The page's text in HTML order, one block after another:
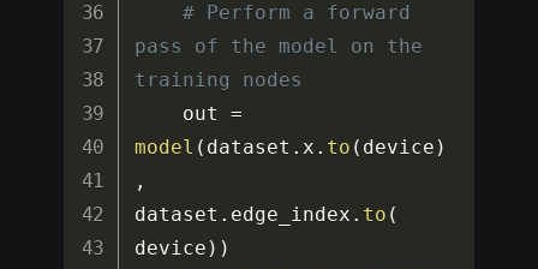
# Perform a forward
pass of the model on the
training nodes
    out
=
model ( dataset . x . to ( device )
,
dataset . edge_index . to (
device ) )